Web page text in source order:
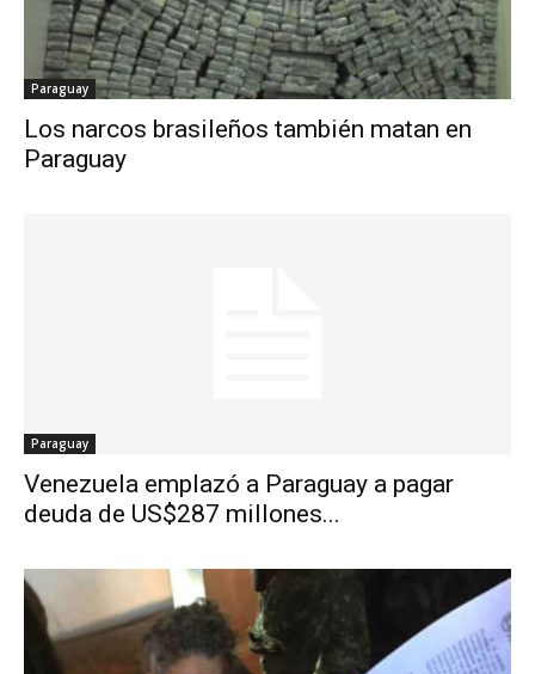
Paraguay
Los narcos brasileños también matan en
Paraguay
Paraguay
Venezuela emplazó a Paraguay a pagar
deuda de US$287 millones...